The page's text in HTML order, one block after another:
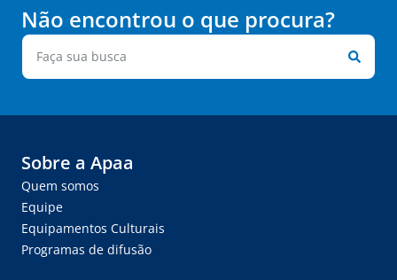
Não encontrou o que procura?
Sobre a Apaa
Quem somos
Equipe
Equipamentos Culturais
Programas de difusão